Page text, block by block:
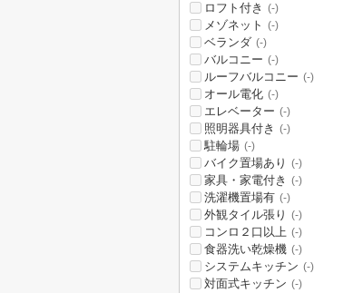
ロフト付き (-)
メゾネット (-)
ベランダ (-)
バルコニー (-)
ルーフバルコニー (-)
オール電化 (-)
エレベーター (-)
照明器具付き (-)
駐輪場 (-)
バイク置場あり (-)
家具・家電付き (-)
洗濯機置場有 (-)
外観タイル張り (-)
コンロ２口以上 (-)
食器洗い乾燥機 (-)
システムキッチン (-)
対面式キッチン (-)